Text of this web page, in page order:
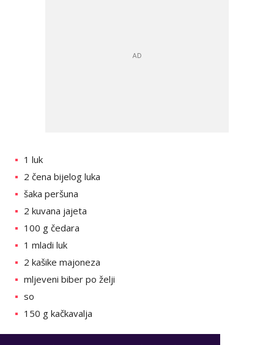
1 luk
2 čena bijelog luka
šaka peršuna
2 kuvana jajeta
100 g čedara
1 mladi luk
2 kašike majoneza
mljeveni biber po želji
so
150 g kačkavalja